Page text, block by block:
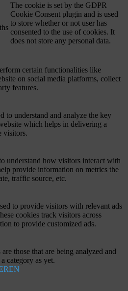
The cookie is set by the GDPR
Cookie Consent plugin and is used
to store whether or not user has
consented to the use of cookies. It
does not store any personal data.
certain functionalities like
on social media platforms, collect
features.
to understand and analyze the key
which helps in delivering a
visitors.
understand how visitors interact with
provide information on metrics the
traffic source, etc.
to provide visitors with relevant ads
cookies track visitors across
to provide customized ads.
those that are being analyzed and
category as yet.